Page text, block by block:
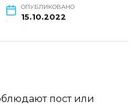
ОПУБЛИКОВАНО
15.10.2022
пост или